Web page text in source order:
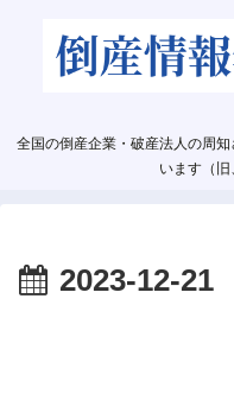
全国の倒産企業・破産法人の周
います（旧
2023-12-21